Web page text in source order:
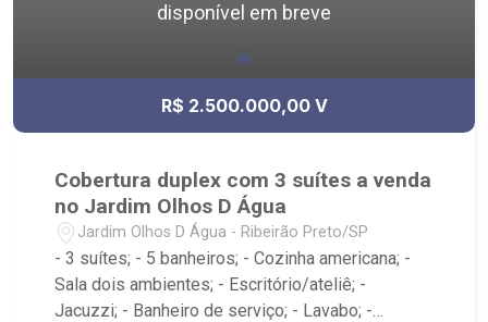
disponível em breve
R$ 2.500.000,00 V
Cobertura duplex com 3 suítes a venda
no Jardim Olhos D Água
Jardim Olhos D Água - Ribeirão Preto/SP
- 3 suítes; - 5 banheiros; - Cozinha americana; -
Sala dois ambientes; - Escritório/ateliê; -
Jacuzzi; - Banheiro de serviço; - Lavabo; -